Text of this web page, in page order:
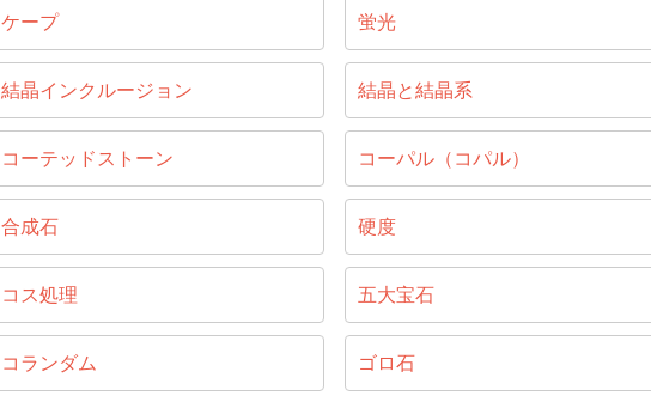
ケープ 蛍光
結晶インクルージョン 結晶と結晶系
コーテッドストーン コーパル（コパル）
合成石 硬度
コス処理 五大宝石
コランダム ゴロ石